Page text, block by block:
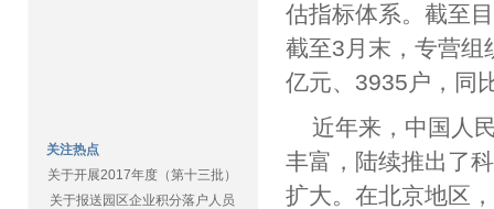
关注热点
关于开展2017年度（第十三批）
关于报送园区企业积分落户人员
估指标体系。截至
截至3月末，专营组
亿元、3935户，同
近年来，中国人
丰富，陆续推出了
扩大。在北京地区